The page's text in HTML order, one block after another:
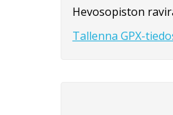
Hevosopiston
Tallenna GPX-